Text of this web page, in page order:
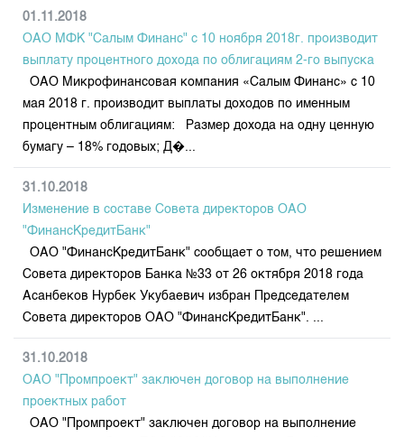
Объем ГЦБ в обращении
Результаты аукционов по депозитам
01.11.2018
ОАО МФК "Салым Финанс" с 10 ноября 2018г. производит
выплату процентного дохода по облигациям 2-го выпуска
ОАО Микрофинансовая компания «Салым Финанс» c 10
мая 2018 г. производит выплаты доходов по именным
процентным облигациям: Размер дохода на одну ценную
бумагу – 18% годовых; Д�...
31.10.2018
Изменение в составе Совета директоров ОАО
"ФинансКредитБанк"
ОАО "ФинансКредитБанк" сообщает о том, что решением
Совета директоров Банка №33 от 26 октября 2018 года
Асанбеков Нурбек Укубаевич избран Председателем
Совета директоров ОАО "ФинансКредитБанк". ...
31.10.2018
ОАО "Промпроект" заключен договор на выполнение
проектных работ
ОАО "Промпроект" заключен договор на выполнение